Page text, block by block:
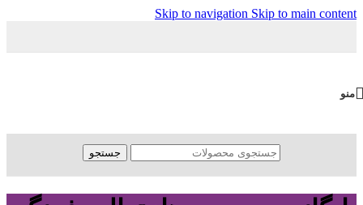
Skip to navigation Skip to main content
منو
جستجو